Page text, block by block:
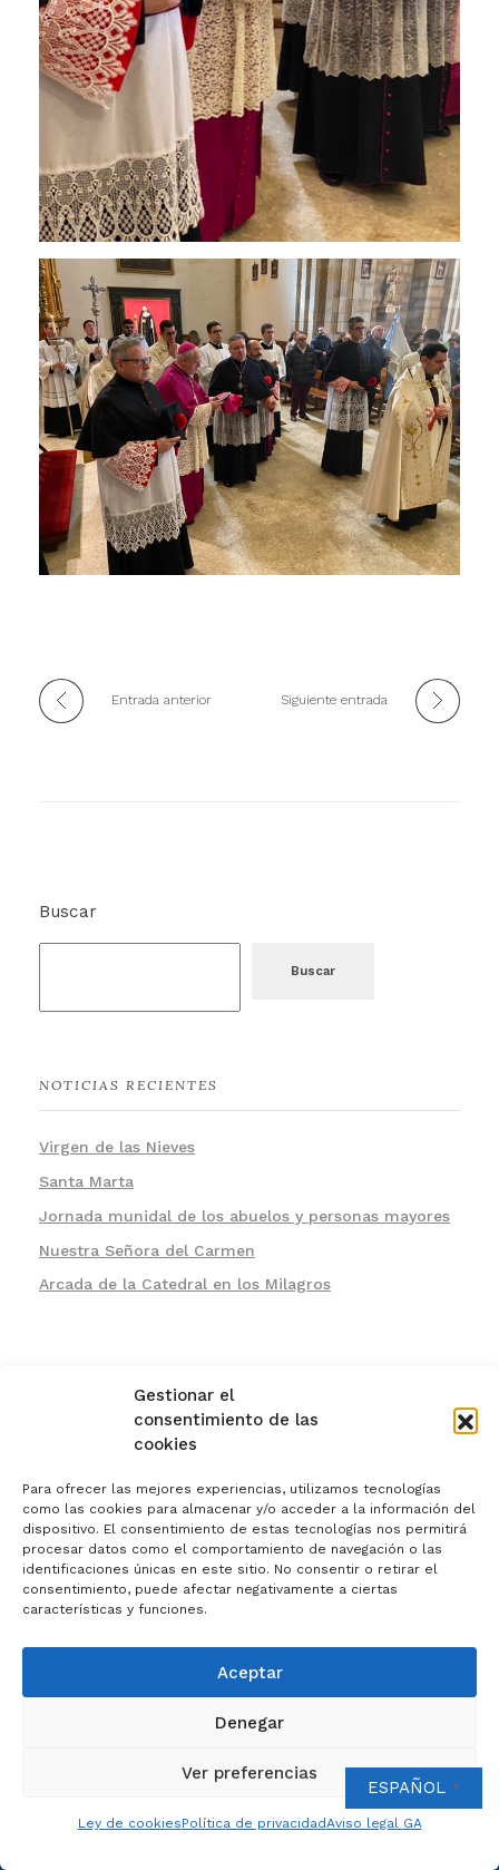
Gestionar el
consentimiento de las
cookies
Para ofrecer las mejores experiencias, utilizamos tecnologías
como las cookies para almacenar y/o acceder a la información del
dispositivo. El consentimiento de estas tecnologías nos permitirá
procesar datos como el comportamiento de navegación o las
identificaciones únicas en este sitio. No consentir o retirar el
consentimiento, puede afectar negativamente a ciertas
características y funciones.
Aceptar
Denegar
Ver preferencias
Ley de cookiesPolítica de privacidadAviso legal GA
Entrada anterior Siguiente entrada
Buscar
Buscar
NOTICIAS RECIENTES
Virgen de las Nieves
Santa Marta
Jornada munidal de los abuelos y personas mayores
Nuestra Señora del Carmen
Arcada de la Catedral en los Milagros
RESERVA VISITA TURÍSTICA
608 505 531
courense@artisplendore.com
Patín Juan de Austria s/n 32005 Ourense.
Ver en Google Maps
ESPAÑOL ▼